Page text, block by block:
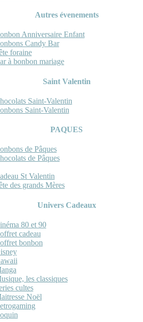
Autres évenements
Anniversaire Enfant
Candy Bar
foraine
à bonbon mariage
Saint Valentin
Saint-Valentin
Saint-Valentin
PAQUES
de Pâques
de Pâques
St Valentin
des grands Mères
Univers Cadeaux
80 et 90
cadeau
bonbon
les classiques
cultes
Noël